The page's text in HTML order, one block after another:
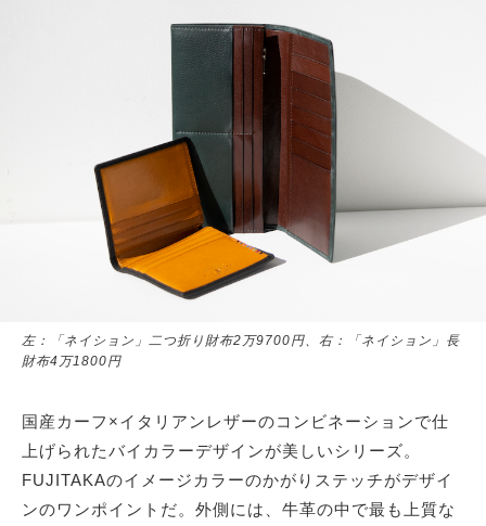
左：「ネイション」二つ折り財布2万9700円、右：「ネイション」長
財布4万1800円
国産カーフ×イタリアンレザーのコンビネーションで仕
上げられたバイカラーデザインが美しいシリーズ。
FUJITAKAのイメージカラーのかがりステッチがデザイ
ンのワンポイントだ。外側には、牛革の中で最も上質な